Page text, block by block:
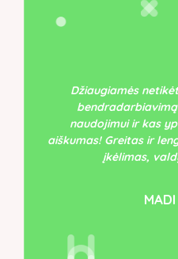
Džiaugiamės
naudojimui ir kas
aiškumas! Greitas ir
įkėlimas,